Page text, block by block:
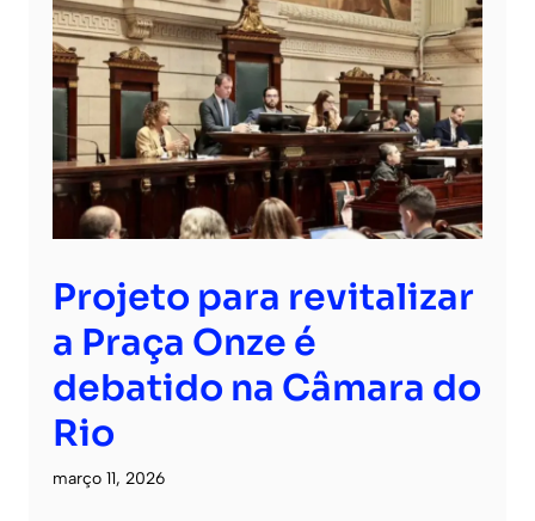
Projeto para revitalizar
a Praça Onze é
debatido na Câmara do
Rio
março 11, 2026